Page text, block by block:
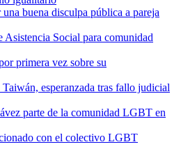
buena disculpa pública a pareja
Asistencia Social para comunidad
primera vez sobre su
esperanzada tras fallo judicial
parte de la comunidad LGBT en
con el colectivo LGBT